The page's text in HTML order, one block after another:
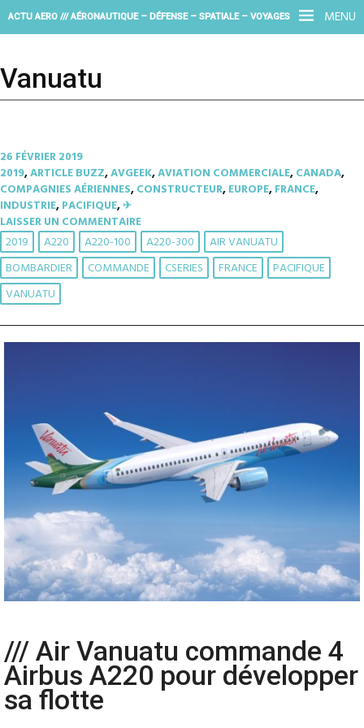
MENU
ACTU AERO /// AÉRONAUTIQUE – DÉFENSE – SPATIALE – VOYAGES
Vanuatu
26 FÉVRIER 2019
2019,ARTICLE BUZZ,AVGEEK,AVIATION COMMERCIALE,CANADA,
COMPAGNIES AÉRIENNES,CONSTRUCTEUR,EUROPE,FRANCE,
INDUSTRIE,PACIFIQUE,✈︎
LAISSER UN COMMENTAIRE
2019 A220 A220-100 A220-300
AIR VANUATU
BOMBARDIER
COMMANDE CSERIES FRANCE
PACIFIQUE
VANUATU
/// Air Vanuatu commande 4
Airbus A220 pour développer
sa flotte